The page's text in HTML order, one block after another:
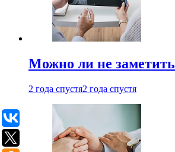
Можно ли не
2 года спустя2 года спустя